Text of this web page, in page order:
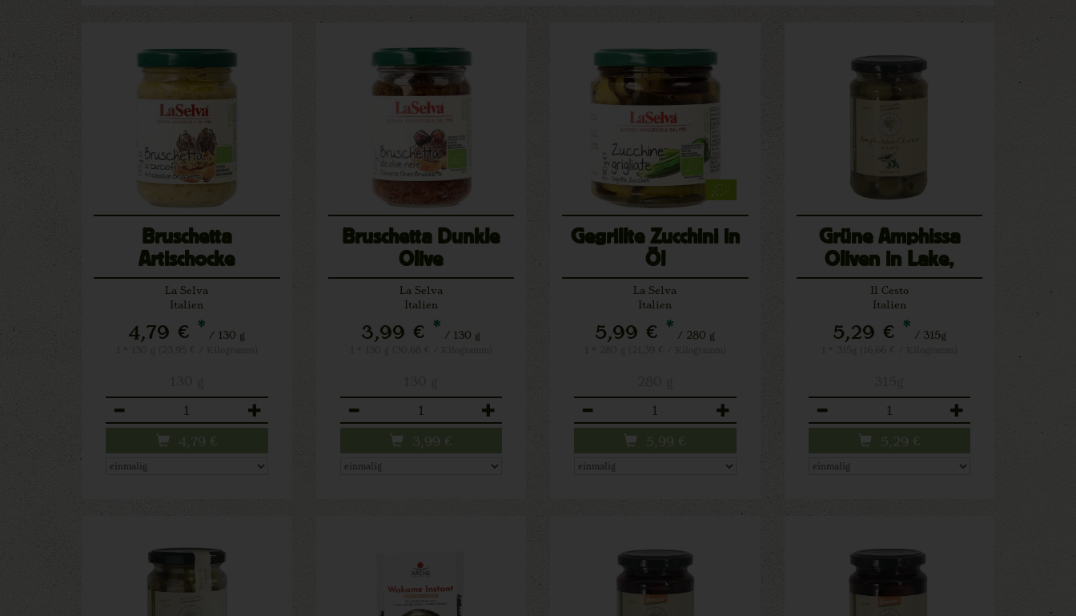
Bruschetta
Artischocke
La Selva
Italien
4,79 € * / 130 g
Anzahl
4,79 €
Bruschetta Dunkle
Olive
La Selva
Italien
3,99 € * / 130 g
Anzahl
3,99 €
Gegrillte Zucchini in
Öl
La Selva
Italien
5,99 € * / 280 g
Anzahl
5,99 €
Grüne Amphissa
Oliven in Lake,
entsteint
Il Cesto
Italien
5,29 € * / 315g
Anzahl
5,29 €